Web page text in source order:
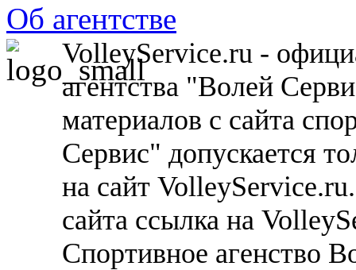
Об агентстве
VolleyService.ru -
агентства "Волей
материалов с сайта
Сервис" допускается
на сайт
сайта ссылка на
Спортивное агенство